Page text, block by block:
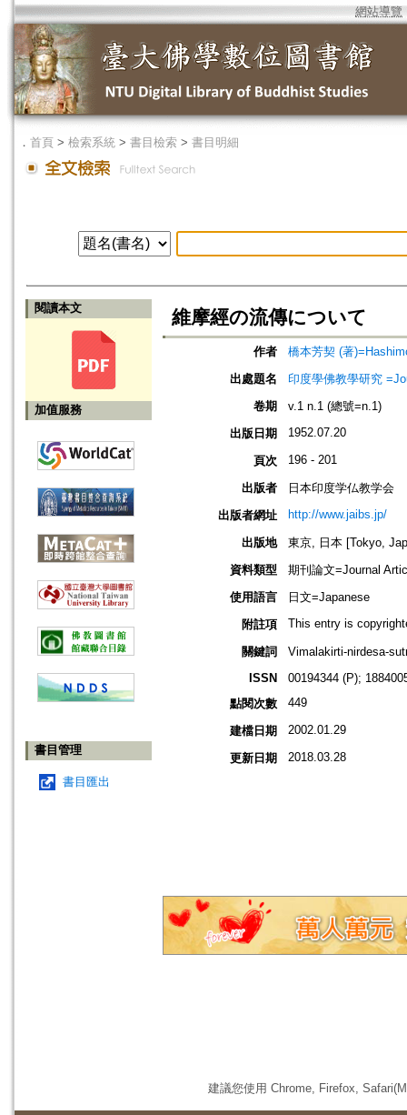
網站導覽
． 首頁 > 檢索系統 > 書目檢索 > 書目明細
閱讀本文
加值服務
書目管理
書目匯出
維摩經の流傳について
作者
橋本芳契 (著
出處題名
印度學佛教學研究
卷期
v.1 n.1 (總號=n.1)
出版日期
1952.07.20
頁次 196 - 201
出版者
日本印度学仏教学会
出版者網址
http://www.jaibs.jp/
出版地
東京, 日本 [Tokyo,
資料類型
期刊論文=Journal
使用語言
日文=Japanese
附註項
This entry is
關鍵詞
Vimalakirti-nirdesa-
ISSN
00194344 (P);
點閱次數
449
建檔日期 2002.01.29
更新日期 2018.03.28
建議您使用 Chrome, Firefox,